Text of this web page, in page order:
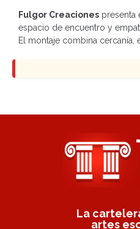
Fulgor Creaciones presenta
espacio de encuentro y
El montaje combina
La
artes